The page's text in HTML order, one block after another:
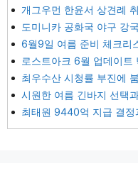
개그우먼 한윤서 상견례
도미니카 공화국 야구 강
6월9일 여름 준비 체크리
로스트아크 6월 업데이트
최우수산 시청률 부진에
시원한 여름 긴바지 선택
최태원 9440억 지급 결정